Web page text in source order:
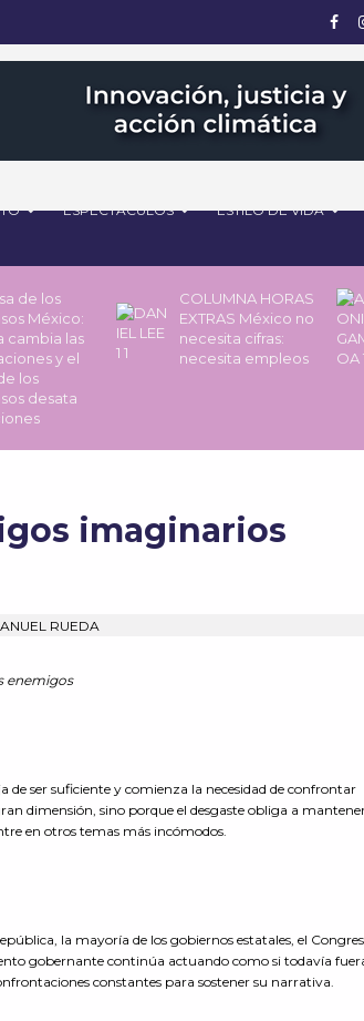
ESPECTÁCULOS ESTILO DE VIDA
de los
México:
cambia las
y el
los
desata
COLUMNA HORAS
EXTRAS México no
necesita cifras:
necesita empleos
imaginarios
enemigos
ser suficiente y comienza la necesidad de confrontar
dimensión, sino porque el desgaste obliga a
en otros temas más incómodos.
la mayoría de los gobiernos estatales, el
gobernante continúa actuando como si todavía
constantes para sostener su narrativa.